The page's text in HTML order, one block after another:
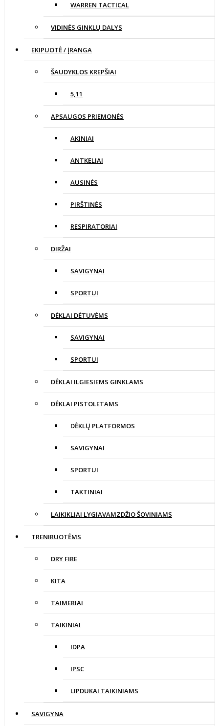
WARREN TACTICAL
VIDINĖS GINKLŲ DALYS
EKIPUOTĖ / ĮRANGA
ŠAUDYKLOS KREPŠIAI
5,11
APSAUGOS PRIEMONĖS
AKINIAI
ANTKELIAI
AUSINĖS
PIRŠTINĖS
RESPIRATORIAI
DIRŽAI
SAVIGYNAI
SPORTUI
DĖKLAI DĖTUVĖMS
SAVIGYNAI
SPORTUI
DĖKLAI ILGIESIEMS GINKLAMS
DĖKLAI PISTOLETAMS
DĖKLŲ PLATFORMOS
SAVIGYNAI
SPORTUI
TAKTINIAI
LAIKIKLIAI LYGIAVAMZDŽIO ŠOVINIAMS
TRENIRUOTĖMS
DRY FIRE
KITA
TAIMERIAI
TAIKINIAI
IDPA
IPSC
LIPDUKAI TAIKINIAMS
SAVIGYNA